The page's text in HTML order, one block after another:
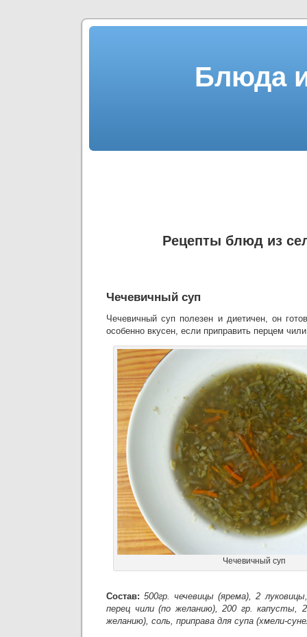
Блюда
Рецепты блюд из
Чечевичный суп
Чечевичный суп полезен и диетичен, он
особенно вкусен, если приправить перцем
Чечевичный суп
Состав: 500гр. чечевицы (ярема), 2
перец чили (по желанию), 200 гр. капусты,
желанию), соль, приправа для супа (хмели-